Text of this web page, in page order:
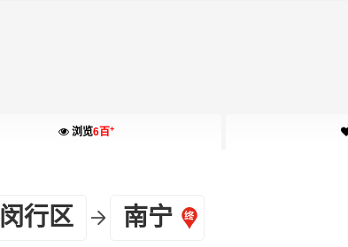
浏览6百+
闵行区 南宁